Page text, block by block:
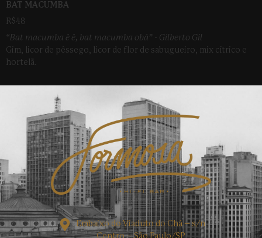
BAT MACUMBA
R$48
“Bat macumba ê ê, bat macumba obá” - Gilberto Gil
Gim, licor de pêssego, licor de flor de sabugueiro, mix cítrico e
hortelã.
Embaixo do Viaduto do Chá – s/n